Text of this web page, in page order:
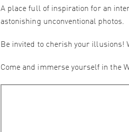
A place full of inspiration for an
astonishing unconventional photos.
Be invited to cherish your illusions!
Come and immerse yourself in the